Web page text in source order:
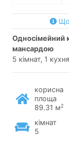
Що
односімейний котедж одноповерховий з житловою
мансардою
5 кімнат, 1
корисна
площа
89.31 м2
кімнат
5